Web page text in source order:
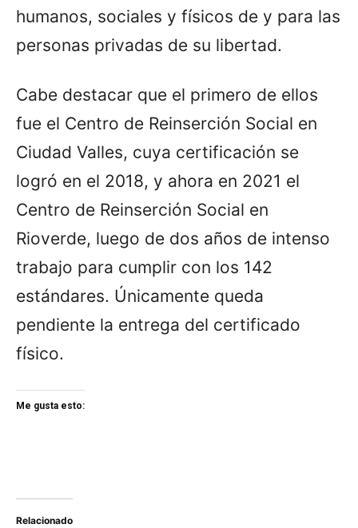
humanos, sociales y físicos de y para las
personas privadas de su libertad.
Cabe destacar que el primero de ellos
fue el Centro de Reinserción Social en
Ciudad Valles, cuya certificación se
logró en el 2018, y ahora en 2021 el
Centro de Reinserción Social en
Rioverde, luego de dos años de intenso
trabajo para cumplir con los 142
estándares. Únicamente queda
pendiente la entrega del certificado
físico.
Me gusta esto:
Relacionado